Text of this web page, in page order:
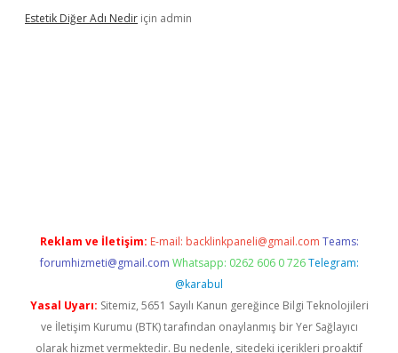
Estetik Diğer Adı Nedir için admin
Reklam ve İletişim: E-mail: backlinkpaneli@gmail.com Teams:
forumhizmeti@gmail.com Whatsapp: 0262 606 0 726 Telegram:
@karabul
Yasal Uyarı: Sitemiz, 5651 Sayılı Kanun gereğince Bilgi Teknolojileri
ve İletişim Kurumu (BTK) tarafından onaylanmış bir Yer Sağlayıcı
olarak hizmet vermektedir. Bu nedenle, sitedeki içerikleri proaktif